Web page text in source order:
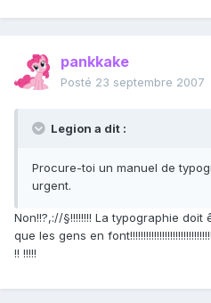
pankkake
Posté 23 septembre 2007
Legion a dit :
Procure-toi un manuel de
urgent.
Non!!?,://§!!!!!!!! La typographie
que les gens en
!! !!!!!